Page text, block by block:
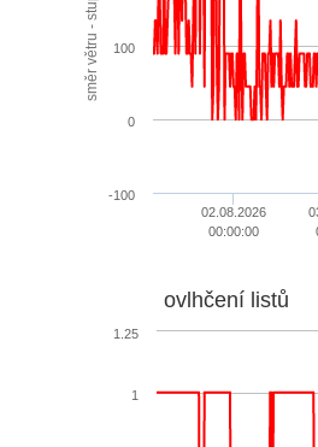
02.08.2026
00:00:00
0
100
-100
ovlhčení listů
1
1.25